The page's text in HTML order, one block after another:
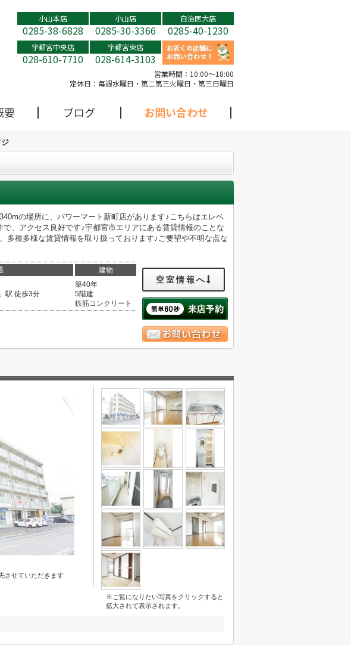
小山本店
0285-38-6828
小山店
0285-30-3366
自治医大店
0285-40-1230
宇都宮中央店
028-610-7710
宇都宮東店
028-614-3103
営業時間： 10:00～18:00
定休日： 毎週水曜日・第二第三火曜日・第三日曜日
要 ブログ お問い合わせ
の場所に、パワーマート新町店があります♪こちらはエレベ
、アクセス良好です♪宇都宮市エリアにある賃貸情報のことな
多種多様な賃貸情報を取り扱っております♪ご要望や不明な点な
建物
」駅 徒歩3分
築40年
5階建
鉄筋コンクリート
空室情報へ
させていただきます
※ご覧になりたい写真をクリックすると
拡大されて表示されます。